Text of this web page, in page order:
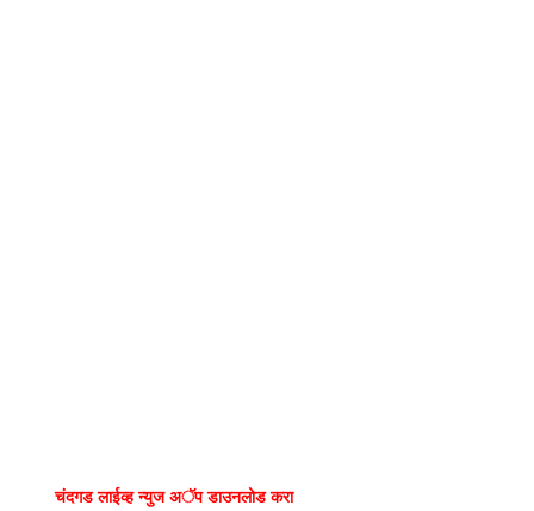
चंदगड लाईव्ह न्युज अॅप डाउनलोड करा